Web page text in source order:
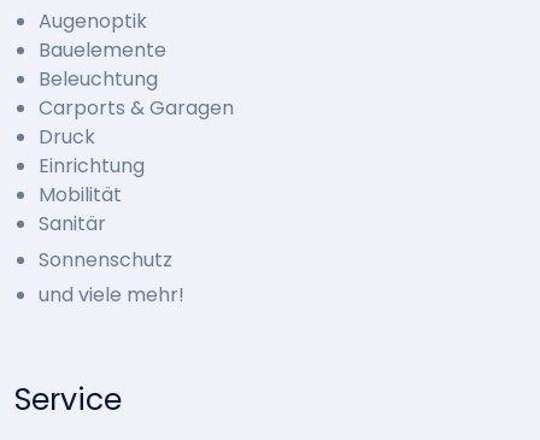
Augenoptik
Bauelemente
Beleuchtung
Carports & Garagen
Druck
Einrichtung
Mobilität
Sanitär
Sonnenschutz
und viele mehr!
Service